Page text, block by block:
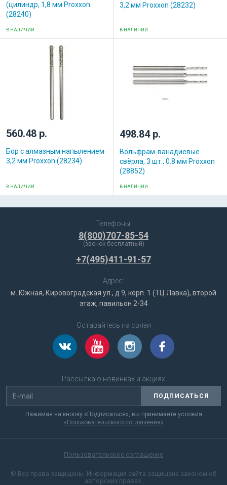
(цилиндр, 1,8 мм Proxxon
(28240)
В НАЛИЧИИ
3,2 мм Proxxon (28232)
В НАЛИЧИИ
560.48 р.
Бор с алмазным напылением
3,2 мм Proxxon (28234)
В НАЛИЧИИ
498.84 р.
Вольфрам-ванадиевые
свёрла, 3 шт., 0.8 мм Proxxon
(28852)
В НАЛИЧИИ
Телефоны:
8(800)707-85-54
(звонок бесплатный)
+7(495)411-91-57
Адрес:
м. Южная, Кировоградская ул., д 9, корп. 1 (ТЦ Лавка), второй
этаж, павильон 2-34
Оставайтесь на связи
Рассылка о новинках и акциях
ПОДПИСАТЬСЯ
Нажимая на кнопку «Подписаться», вы принимаете условия
«Пользовательского соглашения»
Пользовательское соглашение
© Все права защищены. Информация сайта защищена законом об
авторских правах.